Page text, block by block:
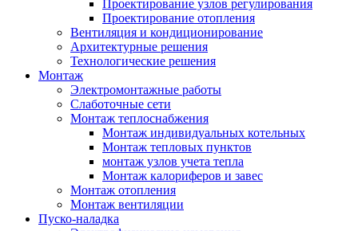
Проектирование узлов регулирования
Проектирование отопления
Вентиляция и кондиционирование
Архитектурные решения
Технологические решения
Монтаж
Электромонтажные работы
Слаботочные сети
Монтаж теплоснабжения
Монтаж индивидуальных котельных
Монтаж тепловых пунктов
монтаж узлов учета тепла
Монтаж калориферов и завес
Монтаж отопления
Монтаж вентиляции
Пуско-наладка